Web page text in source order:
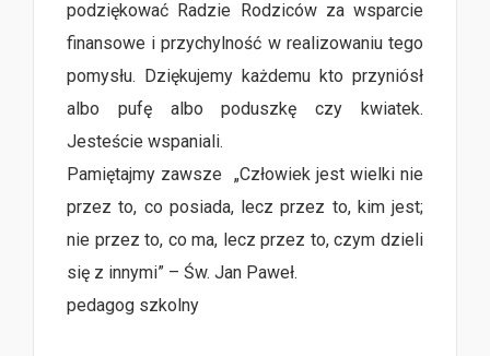
podziękować Radzie Rodziców za wsparcie
finansowe i przychylność w realizowaniu tego
pomysłu. Dziękujemy każdemu kto przyniósł
albo pufę albo poduszkę czy kwiatek.
Jesteście wspaniali.
Pamiętajmy zawsze „Człowiek jest wielki nie
przez to, co posiada, lecz przez to, kim jest;
nie przez to, co ma, lecz przez to, czym dzieli
się z innymi” – Św. Jan Paweł.
pedagog szkolny